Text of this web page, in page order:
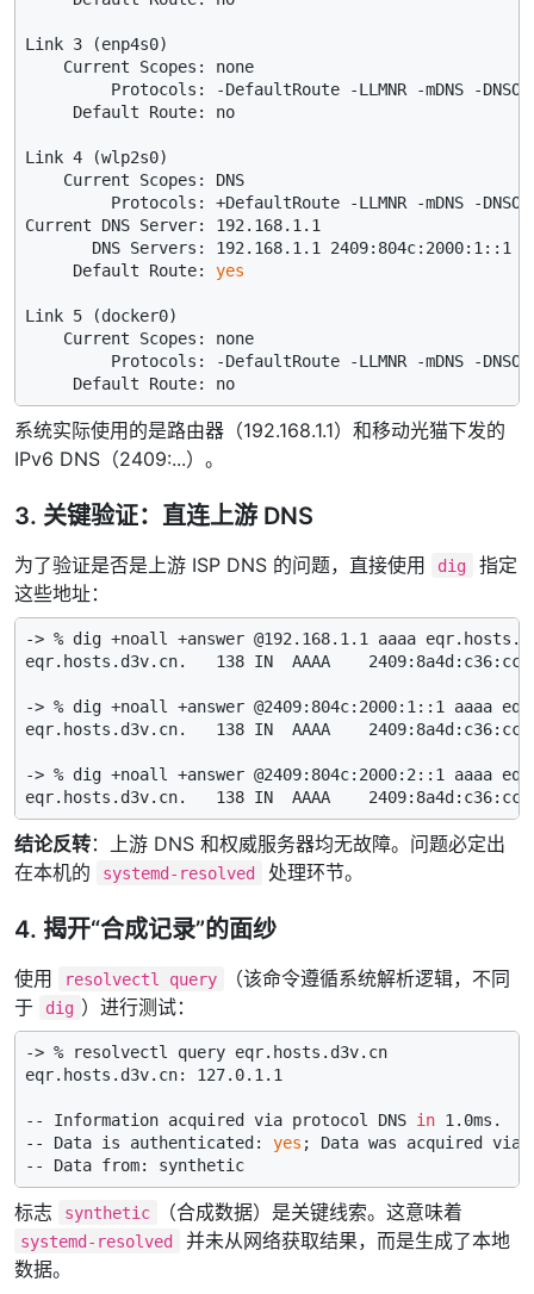
Link 3 (enp4s0)
    Current Scopes: none
Protocols: -DefaultRoute -LLMNR -mDNS -
     Default Route: no
Link 4 (wlp2s0)
    Current Scopes: DNS
Protocols: +DefaultRoute -LLMNR -mDNS -
Current DNS Server: 192.168.1.1
DNS Servers: 192.168.1.1 2409:804c:2000:1::1
     Default Route:
yes
Link 5 (docker0)
    Current Scopes: none
Protocols: -DefaultRoute -LLMNR -mDNS -
系统实际使用的是路由器（192.168.1.1）和移动光猫下发的
IPv6 DNS（2409:...）。
3. 关键验证：直连上游 DNS
为了验证是否是上游 ISP DNS 的问题，直接使用 dig
指定
这些地址：
-> % dig +noall +answer @192.168.1.1 aaaa
eqr.hosts.d3v.cn.   138 IN  AAAA
-> % dig +noall +answer @2409:804c:2000:1::1 aaaa
eqr.hosts.d3v.cn.   138 IN  AAAA
-> % dig +noall +answer @2409:804c:2000:2::1 aaaa
结论反转：上游 DNS 和权威服务器均无故障。问题必定出
在本机的
systemd-resolved 处理环节。
4. 揭开“合成记录”的面纱
使用 resolvectl query
（该命令遵循系统解析逻辑，不同
于
dig ）进行测试：
-> % resolvectl query eqr.hosts.d3v.cn
eqr.hosts.d3v.cn: 127.0.1.1
-- Information acquired via protocol DNS in 1.0ms.
-- Data is authenticated: yes ; Data was acquired via
标志 synthetic （合成数据）是关键线索。这意味着
systemd-resolved
并未从网络获取结果，而是生成了本地
数据。